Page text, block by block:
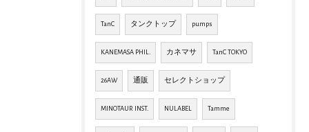
TanC タンクトップ pumps
KANEMASA PHIL. カネマサ TanC TOKYO
26AW 通販 セレクトショップ
MINOTAUR INST. NULABEL Tamme